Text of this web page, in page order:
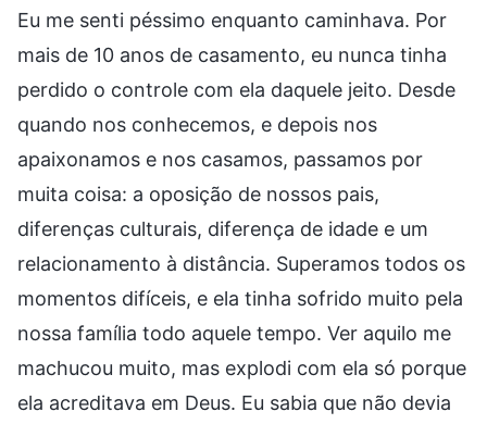
Eu me senti péssimo enquanto caminhava. Por
mais de 10 anos de casamento, eu nunca tinha
perdido o controle com ela daquele jeito. Desde
quando nos conhecemos, e depois nos
apaixonamos e nos casamos, passamos por
muita coisa: a oposição de nossos pais,
diferenças culturais, diferença de idade e um
relacionamento à distância. Superamos todos os
momentos difíceis, e ela tinha sofrido muito pela
nossa família todo aquele tempo. Ver aquilo me
machucou muito, mas explodi com ela só porque
ela acreditava em Deus. Eu sabia que não devia